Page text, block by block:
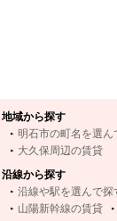
地域から探す
明石市の町名を選ん
大久保周辺の賃貸
沿線から探す
沿線や駅を選んで探
山陽新幹線の賃貸